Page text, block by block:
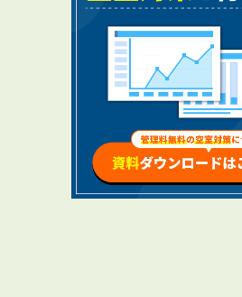
RENTALアブレイズの賃貸管理
管理料無料について
４つの強み
報酬と独自の保証内容
手続きの流れ
賃料査定について